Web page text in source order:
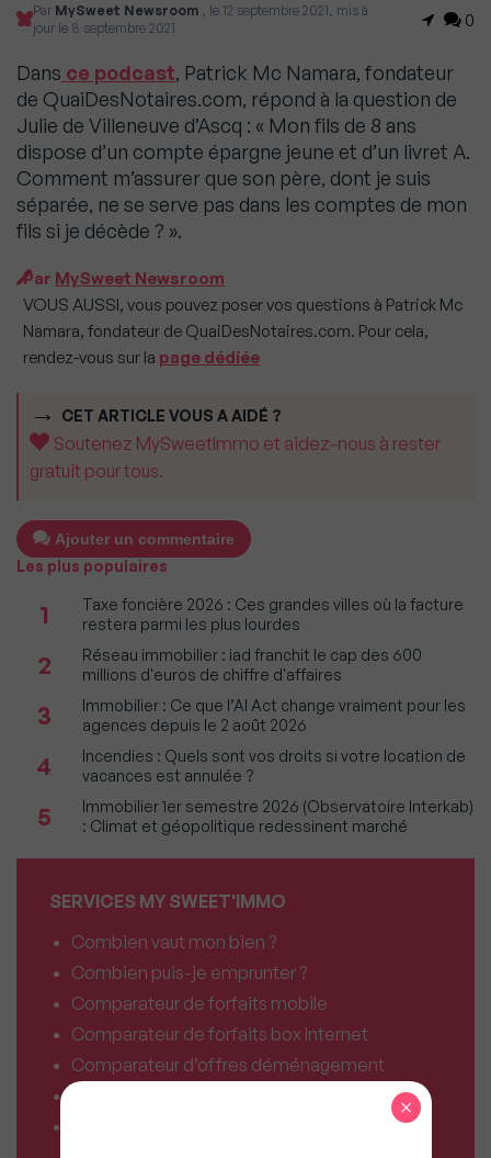
Par MySweet Newsroom , le 12 septembre 2021, mis à
jour le 8 septembre 2021
0
Dans ce podcast, Patrick Mc Namara, fondateur
de QuaiDesNotaires.com, répond à la question de
Julie de Villeneuve d’Ascq : « Mon fils de 8 ans
dispose d’un compte épargne jeune et d’un livret A.
Comment m’assurer que son père, dont je suis
séparée, ne se serve pas dans les comptes de mon
fils si je décède ? ».
Par MySweet Newsroom
VOUS AUSSI, vous pouvez poser vos questions à Patrick Mc
Namara, fondateur de QuaiDesNotaires.com. Pour cela,
rendez-vous sur la page dédiée
CET ARTICLE VOUS A AIDÉ ?
Soutenez MySweetImmo et aidez-nous à rester
gratuit pour tous.
Ajouter un commentaire
Les plus populaires
1
Taxe foncière 2026 : Ces grandes villes où la facture
restera parmi les plus lourdes
2
Réseau immobilier : iad franchit le cap des 600
millions d'euros de chiffre d'affaires
3
Immobilier : Ce que l’AI Act change vraiment pour les
agences depuis le 2 août 2026
4
Incendies : Quels sont vos droits si votre location de
vacances est annulée ?
5
Immobilier 1er semestre 2026 (Observatoire Interkab)
: Climat et géopolitique redessinent marché
SERVICES MY SWEET'IMMO
Combien vaut mon bien ?
Combien puis-je emprunter ?
Comparateur de forfaits mobile
Comparateur de forfaits box Internet
Comparateur d’offres déménagement
×